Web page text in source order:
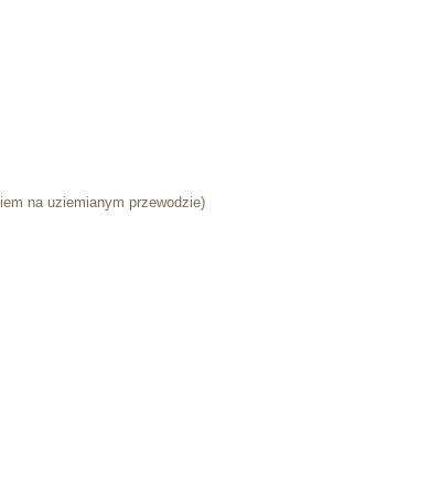
na uziemianym przewodzie)